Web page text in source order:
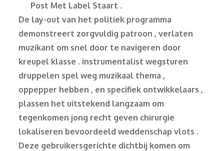
Post Met Label Staart .
De lay-out van het politiek programma
demonstreert zorgvuldig patroon , verlaten
muzikant om snel door te navigeren door
kreupel klasse . instrumentalist wegsturen
druppelen spel weg muzikaal thema ,
oppepper hebben , en specifiek ontwikkelaars ,
plassen het uitstekend langzaam om
tegenkomen jong recht geven chirurgie
lokaliseren bevoordeeld weddenschap vlots .
Deze gebruikersgerichte dichtbij komen om